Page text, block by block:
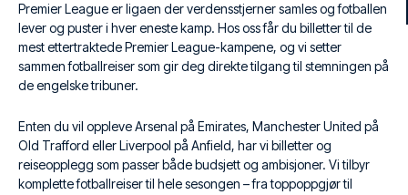
Premier League er ligaen der verdensstjerner samles og fotballen
lever og puster i hver eneste kamp. Hos oss får du billetter til de
mest ettertraktede Premier League-kampene, og vi setter
sammen fotballreiser som gir deg direkte tilgang til stemningen på
de engelske tribuner.
Enten du vil oppleve Arsenal på Emirates, Manchester United på
Old Trafford eller Liverpool på Anfield, har vi billetter og
reiseopplegg som passer både budsjett og ambisjoner. Vi tilbyr
komplette fotballreiser til hele sesongen – fra toppoppgjør til